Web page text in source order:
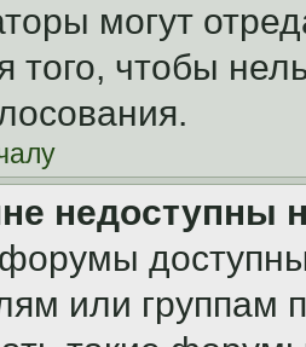
могут
того, чтобы
недоступны
или группам